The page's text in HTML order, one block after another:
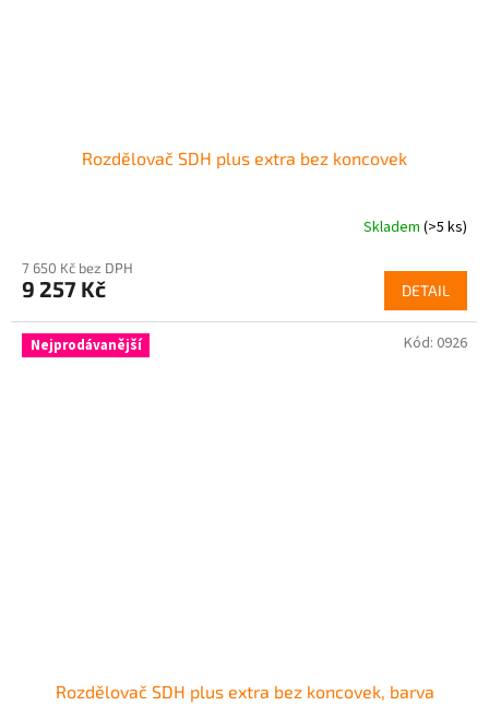
Rozdělovač SDH plus extra bez koncovek
Skladem (>5 ks)
7 650 Kč bez DPH
9 257 Kč DETAIL
Nejprodávanější
Rozdělovač SDH plus extra bez koncovek, barva
Kód: 0926